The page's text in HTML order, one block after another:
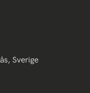
Sverige